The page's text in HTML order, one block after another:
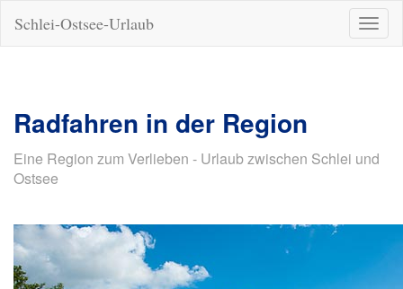
ein-/
Schlei-Ostsee-Urlaub
Radfahren in der Region
Eine Region zum Verlieben - Urlaub zwischen Schlei und
Ostsee